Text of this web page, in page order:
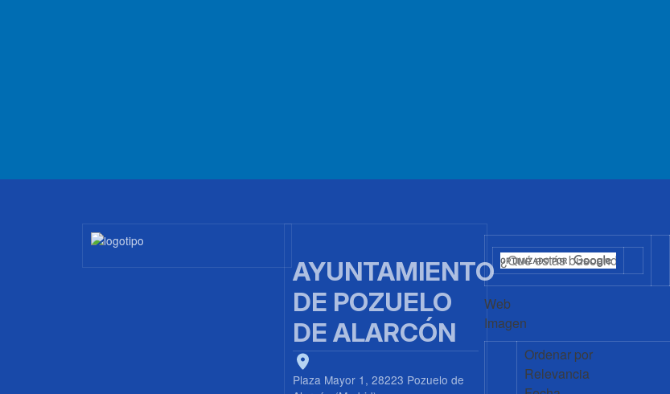
Imagen
AYUNTAMIENTO
DE POZUELO
DE ALARCÓN
Plaza Mayor 1, 28223 Pozuelo de
Web
Imagen
Ordenar por
Relevancia